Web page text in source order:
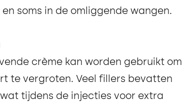
soms in de omliggende wangen.
crème kan worden gebruikt om
te vergroten. Veel fillers bevatten
tijdens de injecties voor extra